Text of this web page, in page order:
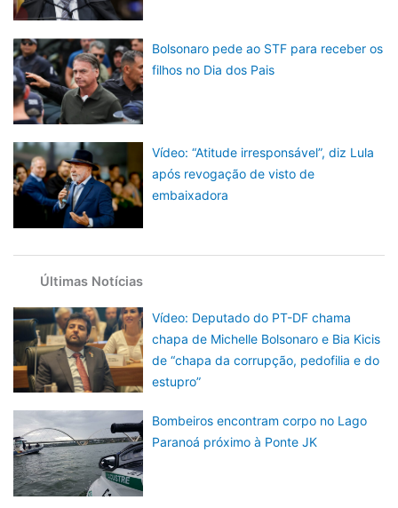
Bolsonaro pede ao STF para receber os
filhos no Dia dos Pais
Vídeo: “Atitude irresponsável”, diz Lula
após revogação de visto de
embaixadora
Últimas Notícias
Vídeo: Deputado do PT-DF chama
chapa de Michelle Bolsonaro e Bia Kicis
de “chapa da corrupção, pedofilia e do
estupro”
Bombeiros encontram corpo no Lago
Paranoá próximo à Ponte JK